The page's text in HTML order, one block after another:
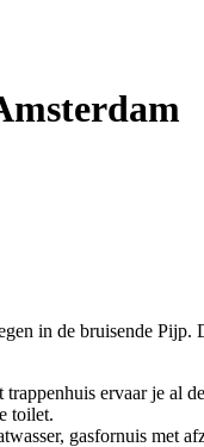
in de bruisende
ervaar je al
toilet.
gasfornuis met